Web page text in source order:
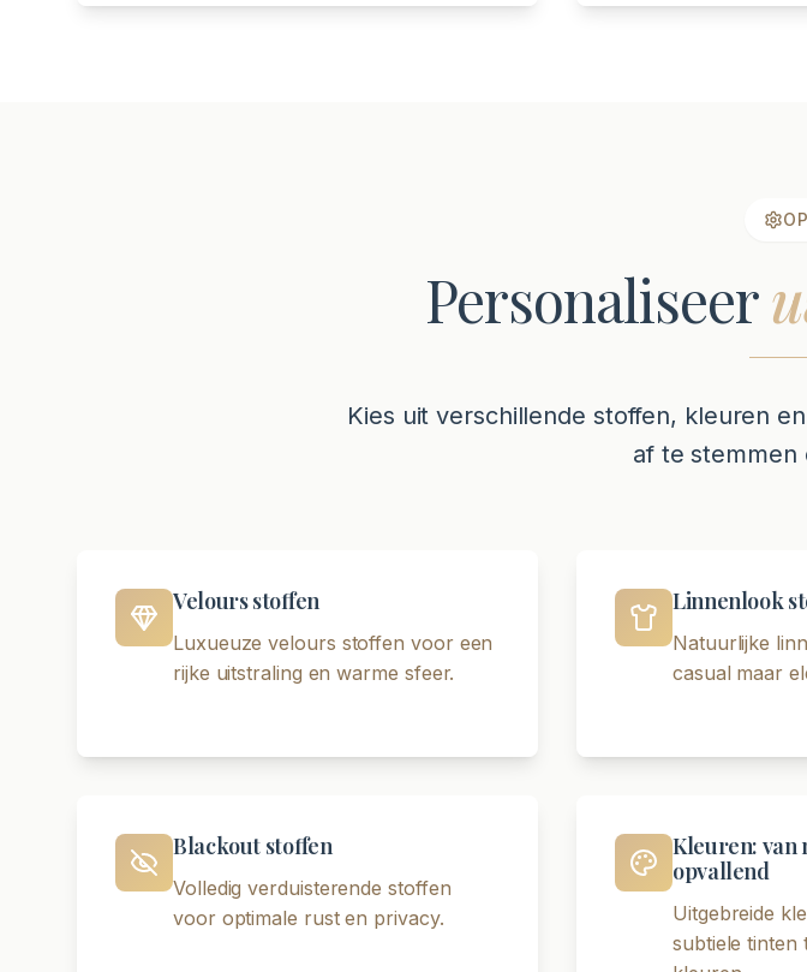
Personaliseer
Kies uit verschillende stoffen, kleuren
af te stemmen
Velours stoffen
Luxueuze velours stoffen voor een
rijke uitstraling en warme sfeer.
Linnenlook
Natuurlijke
casual maar
Blackout stoffen
Volledig verduisterende stoffen
voor optimale rust en privacy.
Kleuren: van
opvallend
Uitgebreide
subtiele tinten